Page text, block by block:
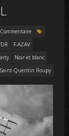
F-AZAV
Noir et blanc
Saint-Quentin Roupy